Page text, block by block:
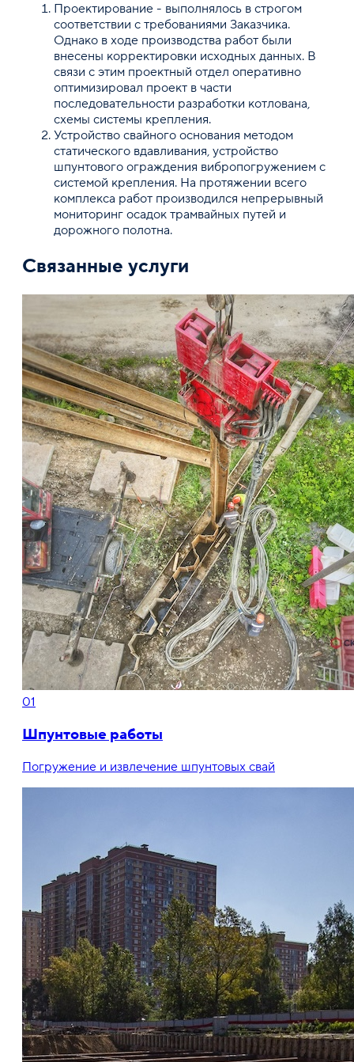
Проектирование - выполнялось в строгом
соответствии с требованиями Заказчика.
Однако в ходе производства работ были
внесены корректировки исходных данных. В
связи с этим проектный отдел оперативно
оптимизировал проект в части
последовательности разработки котлована,
схемы системы крепления.
Устройство свайного основания методом
статического вдавливания, устройство
шпунтового ограждения вибропогружением с
системой крепления. На протяжении всего
комплекса работ производился непрерывный
мониторинг осадок трамвайных путей и
дорожного полотна.
Связанные услуги
01
Шпунтовые работы
Погружение и извлечение шпунтовых свай